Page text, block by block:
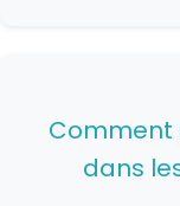
Comment
dans